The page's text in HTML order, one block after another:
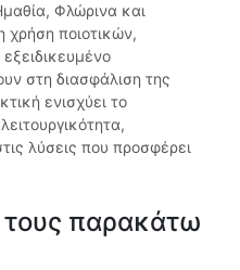
Φλώρινα και
χρήση ποιοτικών,
στη διασφάλιση της
ενισχύει το
λύσεις που προσφέρει
τους παρακάτω